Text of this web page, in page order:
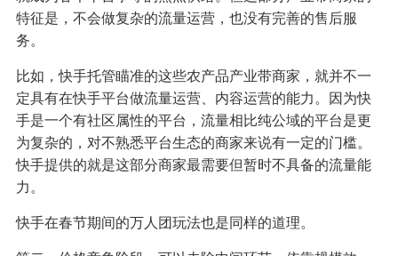
特征是，不会做复杂的流量运营，也没有完善的售后服
务。
比如，快手托管瞄准的这些农产品产业带商家，就并不一
定具有在快手平台做流量运营、内容运营的能力。因为快
手是一个有社区属性的平台，流量相比纯公域的平台是更
为复杂的，对不熟悉平台生态的商家来说有一定的门槛。
快手提供的就是这部分商家最需要但暂时不具备的流量能
力。
快手在春节期间的万人团玩法也是同样的道理。